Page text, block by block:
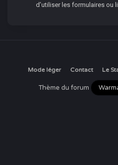
d’utiliser les formulaires ou
Mode léger Contact Le
Thème du forum